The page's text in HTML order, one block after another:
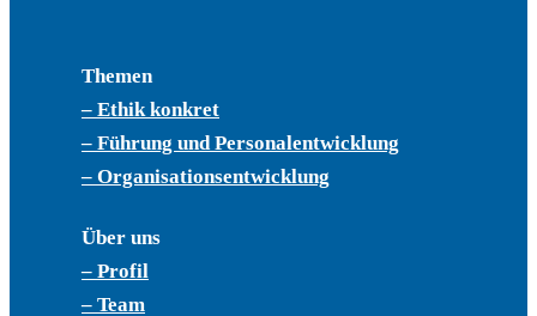
Themen
– Ethik konkret
– Führung und Personalentwicklung
– Organisationsentwicklung
Über uns
– Profil
– Team